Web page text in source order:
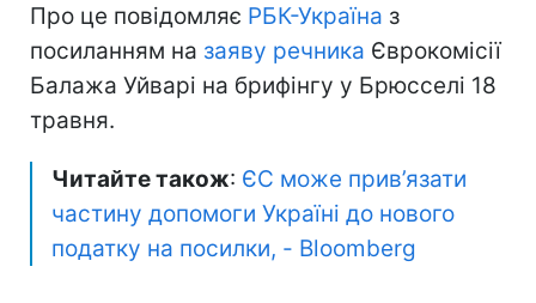
Про це повідомляє РБК-Україна з
посиланням на заяву речника Єврокомісії
Балажа Уйварі на брифінгу у Брюсселі 18
травня.
Читайте також: ЄС може прив’язати
частину допомоги Україні до нового
податку на посилки, - Bloomberg